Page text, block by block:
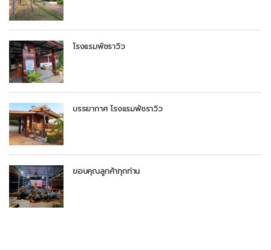
โรงแรมพัชราวิว
บรรยากาศ โรงแรมพัชราวิว
ขอบคุณลูกค้าทุกท่าน